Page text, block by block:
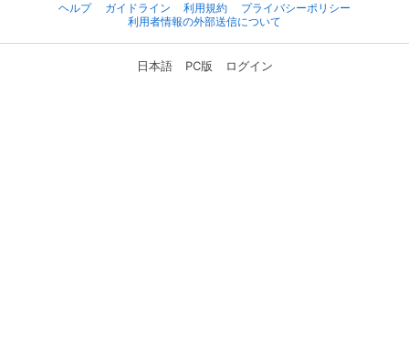
ヘルプ
ガイドライン 利用規約
プライバシーポリシー
利用者情報の外部送信について
日本語 PC版 ログイン